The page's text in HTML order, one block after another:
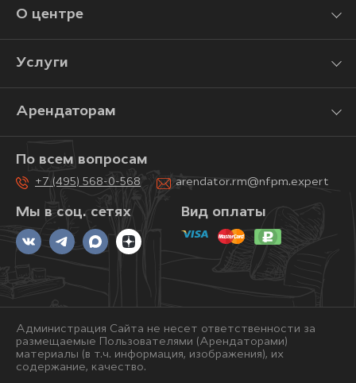
О центре
Услуги
Арендаторам
Мы в соц. сетях
По всем вопросам
+7 (495) 568-0-568 arendator.rm@nfpm.expert
Вид оплаты
Администрация Сайта не несет ответственности за
размещаемые Пользователями (Арендаторами)
материалы (в т.ч. информация, изображения), их
содержание, качество.